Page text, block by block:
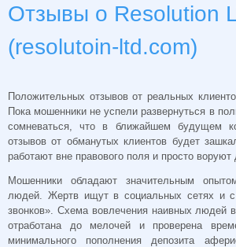
Отзывы о Resolution
(resolutoin-ltd.com)
Положительных отзывов от реальных
Пока мошенники не успели развернуться в
сомневаться, что в ближайшем будущем
отзывов от обманутых клиентов будет
работают вне правового поля и просто воруют
Мошенники обладают значительным
людей. Жертв ищут в социальных сетях и
звонков». Схема вовлечения наивных людей
отработана до мелочей и проверена
минимального пополнения депозита